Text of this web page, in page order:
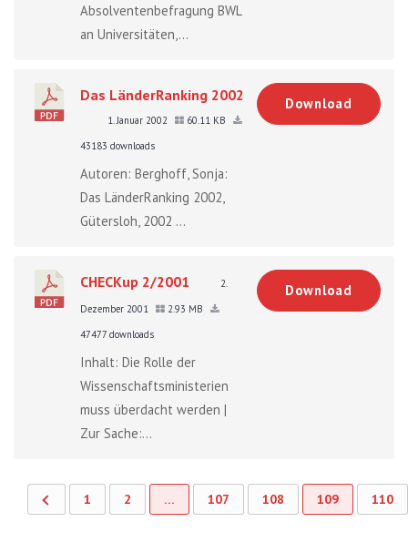
Absolventenbefragung BWL
an Universitäten,...
Das LänderRanking 2002
1. Januar 2002
60.11 KB
43183 downloads
Autoren: Berghoff, Sonja:
Das LänderRanking 2002,
Gütersloh, 2002 ...
Download
CHECKup 2/2001
2.
Dezember 2001
2.93 MB
47477 downloads
Inhalt: Die Rolle der
Wissenschaftsministerien
muss überdacht werden |
Zur Sache:...
Download
1 2 … 107 108 109 110